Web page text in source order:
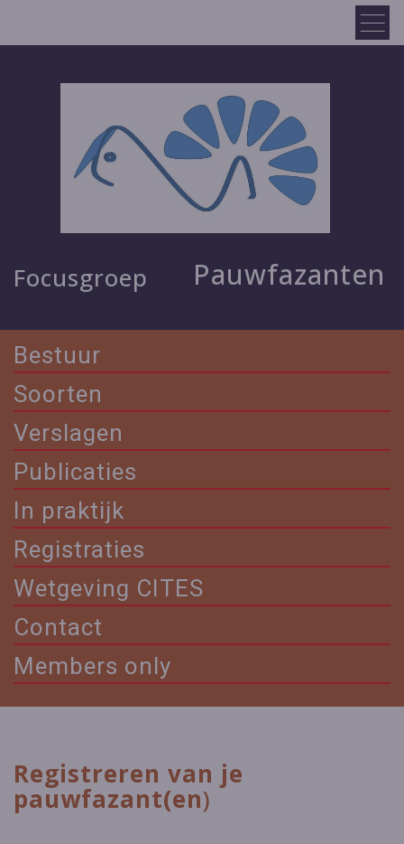
Focusgroep Pauwfazanten
Bestuur
Soorten
Verslagen
Publicaties
In praktijk
Registraties
Wetgeving CITES
Contact
Members only
Registreren van je
pauwfazant(en)